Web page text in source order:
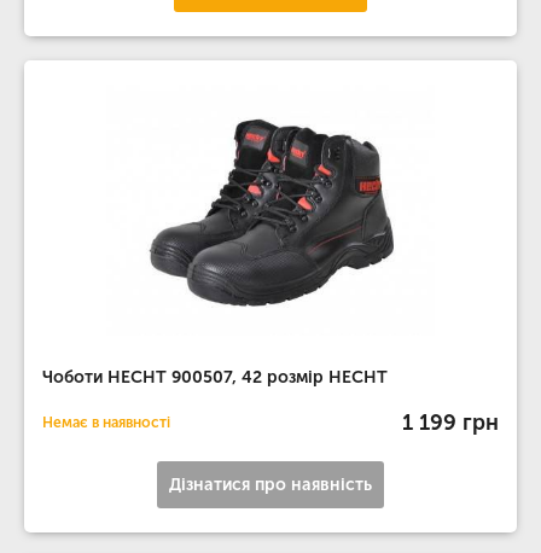
Чоботи HECHT 900507, 42 розмір HECHT
Немає в наявності 1 199 грн
Дізнатися про наявність